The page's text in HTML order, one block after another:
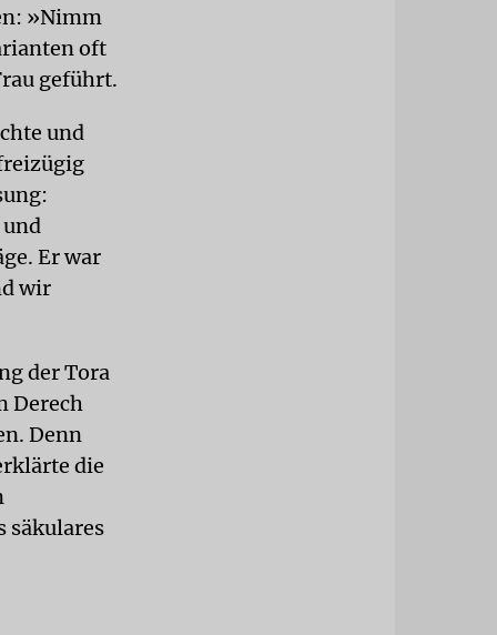
»Nimm
oft
geführt.
und
Er war
wir
der Tora
Derech
Denn
die
säkulares